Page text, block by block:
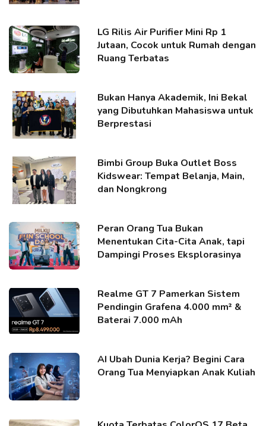
LG Rilis Air Purifier Mini Rp 1
Jutaan, Cocok untuk Rumah dengan
Ruang Terbatas
Bukan Hanya Akademik, Ini Bekal
yang Dibutuhkan Mahasiswa untuk
Berprestasi
Bimbi Group Buka Outlet Boss
Kidswear: Tempat Belanja, Main,
dan Nongkrong
Peran Orang Tua Bukan
Menentukan Cita-Cita Anak, tapi
Dampingi Proses Eksplorasinya
Realme GT 7 Pamerkan Sistem
Pendingin Grafena 4.000 mm² &
Baterai 7.000 mAh
AI Ubah Dunia Kerja? Begini Cara
Orang Tua Menyiapkan Anak Kuliah